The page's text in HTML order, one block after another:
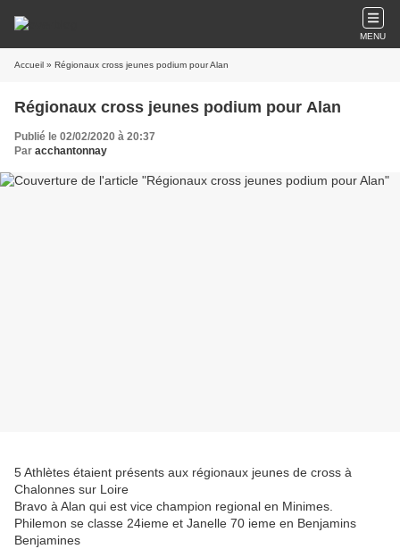
MENU
Accueil » Régionaux cross jeunes podium pour Alan
Régionaux cross jeunes podium pour Alan
Publié le 02/02/2020 à 20:37
Par acchantonnay
5 Athlètes étaient présents aux régionaux jeunes de cross à
Chalonnes sur Loire
Bravo à Alan qui est vice champion regional en Minimes.
Philemon se classe 24ieme et Janelle 70 ieme en Benjamins
Benjamines